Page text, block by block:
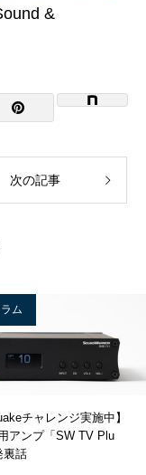
&
次の記事
ム
チャレンジ実施中】
アンプ「SW TV Plu
裏話